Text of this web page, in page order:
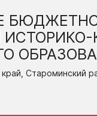
Староминский